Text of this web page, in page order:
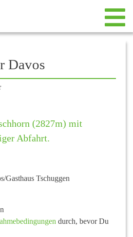
Davos
(2827m) mit
Abfahrt.
Gasthaus Tschuggen
durch, bevor Du